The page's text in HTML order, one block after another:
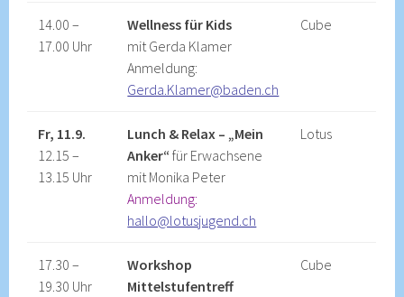
14.00 –
17.00 Uhr
Wellness für Kids
mit Gerda Klamer
Anmeldung:
Gerda.Klamer@baden.ch
Cube
Fr, 11.9.
12.15 –
13.15 Uhr
Lunch & Relax – „Mein
Anker“ für Erwachsene
mit Monika Peter
Anmeldung:
hallo@lotusjugend.ch
Lotus
17.30 –
19.30 Uhr
Workshop
Mittelstufentreff
Cube